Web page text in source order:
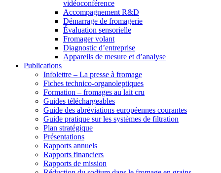
vidéoconférence
Accompagnement R&D
Démarrage de fromagerie
Évaluation sensorielle
Fromager volant
Diagnostic d’entreprise
Appareils de mesure et d’analyse
Publications
Infolettre – La presse à fromage
Fiches technico-organoleptiques
Formation – fromages au lait cru
Guides téléchargeables
Guide des abréviations européennes courantes
Guide pratique sur les systèmes de filtration
Plan stratégique
Présentations
Rapports annuels
Rapports financiers
Rapports de mission